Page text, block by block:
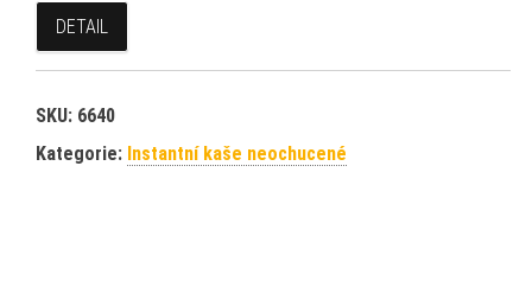
DETAIL
SKU: 6640
Kategorie: Instantní kaše neochucené